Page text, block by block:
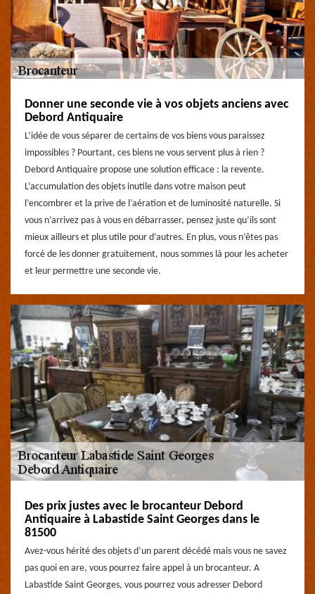
Donner une seconde vie à vos objets anciens avec
Debord Antiquaire
L’idée de vous séparer de certains de vos biens vous paraissez
impossibles ? Pourtant, ces biens ne vous servent plus à rien ?
Debord Antiquaire propose une solution efficace : la revente.
L’accumulation des objets inutile dans votre maison peut
l’encombrer et la prive de l’aération et de luminosité naturelle. Si
vous n’arrivez pas à vous en débarrasser, pensez juste qu’ils sont
mieux ailleurs et plus utile pour d’autres. En plus, vous n’êtes pas
forcé de les donner gratuitement, nous sommes là pour les acheter
et leur permettre une seconde vie.
Des prix justes avec le brocanteur Debord
Antiquaire à Labastide Saint Georges dans le
81500
Avez-vous hérité des objets d’un parent décédé mais vous ne savez
pas quoi en are, vous pourrez faire appel à un brocanteur. A
Labastide Saint Georges, vous pourrez vous adresser Debord